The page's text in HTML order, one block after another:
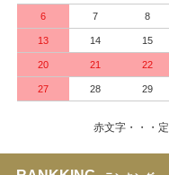
6 7 8
13 14 15
20 21 22
27 28 29
赤文字・・・